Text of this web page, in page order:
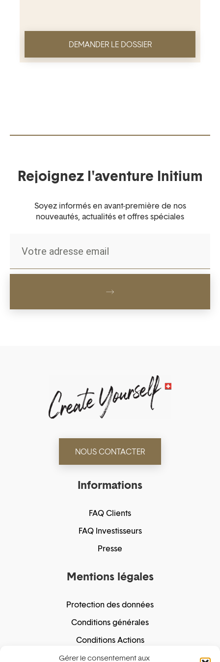
Gérer le consentement aux
DEMANDER LE DOSSIER
Rejoignez l'aventure Initium
Soyez informés en avant-première de nos
nouveautés, actualités et offres spéciales
NOUS CONTACTER
Informations
FAQ Clients
FAQ Investisseurs
Presse
Mentions légales
Protection des données
Conditions générales
Conditions Actions
Politique de cookie